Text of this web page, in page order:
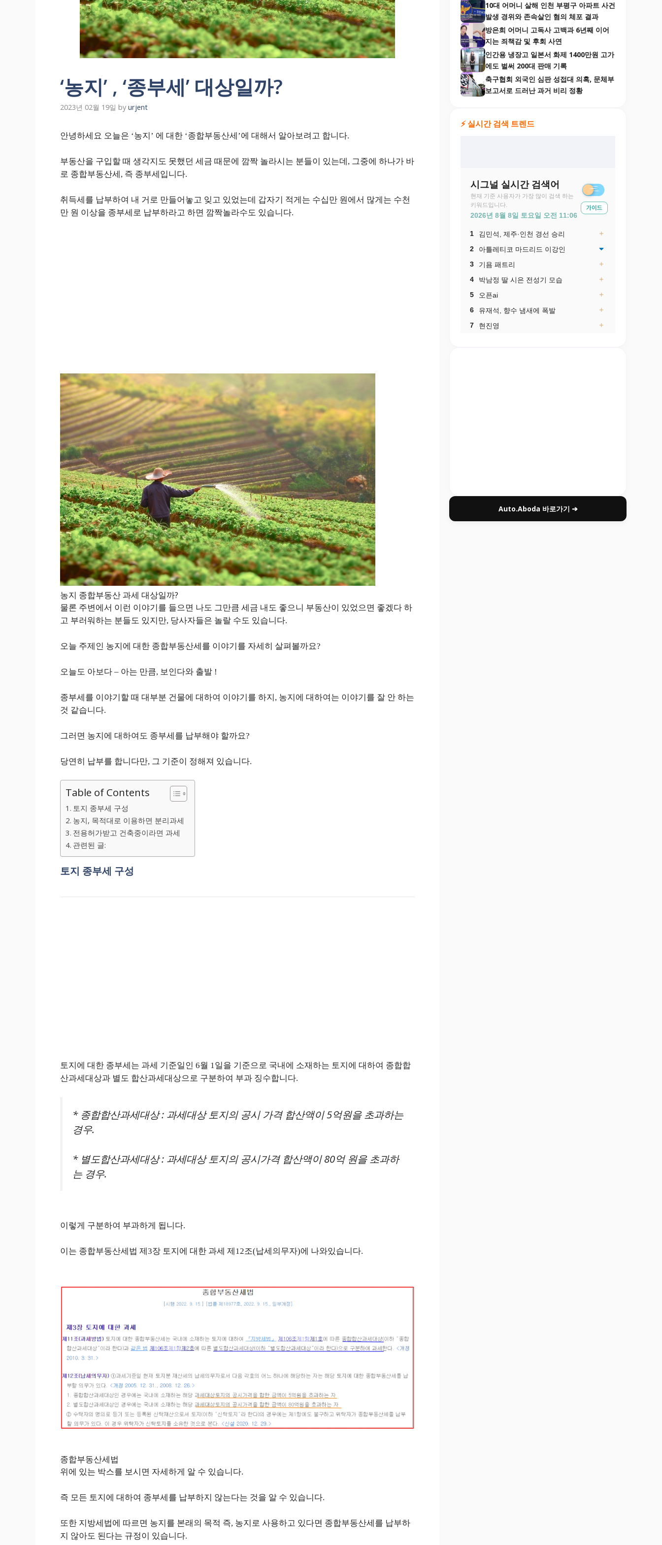
‘농지’ , ‘종부세’ 대상일까?
2023년 02월 19일 by urjent
안녕하세요 오늘은 ‘농지’ 에 대한 ‘종합부동산세’에 대해서 알아보려고 합니다.
부동산을 구입할 때 생각지도 못했던 세금 때문에 깜짝 놀라시는 분들이 있는데, 그중에 하나가 바
로 종합부동산세, 즉 종부세입니다.
취득세를 납부하여 내 거로 만들어놓고 잊고 있었는데 갑자기 적게는 수십만 원에서 많게는 수천
만 원 이상을 종부세로 납부하라고 하면 깜짝놀라수도 있습니다.
농지 종합부동산 과세 대상일까?
물론 주변에서 이런 이야기를 들으면 나도 그만큼 세금 내도 좋으니 부동산이 있었으면 좋겠다 하
고 부러워하는 분들도 있지만, 당사자들은 놀랄 수도 있습니다.
오늘 주제인 농지에 대한 종합부동산세를 이야기를 자세히 살펴볼까요?
오늘도 아보다 – 아는 만큼, 보인다와 출발 !
종부세를 이야기할 때 대부분 건물에 대하여 이야기를 하지, 농지에 대하여는 이야기를 잘 안 하는
것 같습니다.
그러면 농지에 대하여도 종부세를 납부해야 할까요?
당연히 납부를 합니다만, 그 기준이 정해져 있습니다.
Table of Contents
토지 종부세 구성
농지, 목적대로 이용하면 분리과세
전용허가받고 건축중이라면 과세
관련된 글:
토지 종부세 구성
토지에 대한 종부세는 과세 기준일인 6월 1일을 기준으로 국내에 소재하는 토지에 대하여 종합합
산과세대상과 별도 합산과세대상으로 구분하여 부과 징수합니다.
* 종합합산과세대상 : 과세대상 토지의 공시 가격 합산액이 5억원을 초과하는
경우.
* 별도합산과세대상 : 과세대상 토지의 공시가격 합산액이 80억 원을 초과하
는 경우.
이렇게 구분하여 부과하게 됩니다.
이는 종합부동산세법 제3장 토지에 대한 과세 제12조(납세의무자)에 나와있습니다.
종합부동산세법
위에 있는 박스를 보시면 자세하게 알 수 있습니다.
즉 모든 토지에 대하여 종부세를 납부하지 않는다는 것을 알 수 있습니다.
또한 지방세법에 따르면 농지를 본래의 목적 즉, 농지로 사용하고 있다면 종합부동산세를 납부하
지 않아도 된다는 규정이 있습니다.
10대 어머니 살해 인천 부평구 아파트 사건
발생 경위와 존속살인 혐의 체포 결과
방은희 어머니 고독사 고백과 6년째 이어
지는 죄책감 및 후회 사연
인간용 냉장고 일본서 화제 1400만원 고가
에도 벌써 200대 판매 기록
축구협회 외국인 심판 성접대 의혹, 문체부
보고서로 드러난 과거 비리 정황
⚡ 실시간 검색 트렌드
Auto.Aboda 바로가기 ➔